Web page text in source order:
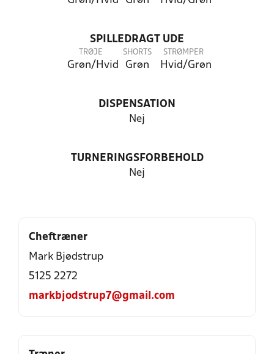
SPILLEDRAGT UDE
TRØJE
Grøn/Hvid
SHORTS
Grøn
STRØMPER
Hvid/Grøn
DISPENSATION
Nej
TURNERINGSFORBEHOLD
Nej
Cheftræner
Mark Bjødstrup
5125 2272
markbjodstrup7@gmail.com